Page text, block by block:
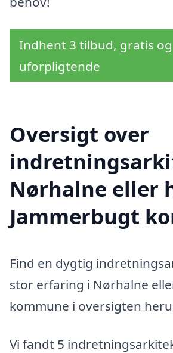
Indhent 3 tilbud, gratis og
uforpligtende
Oversigt over
Nørhalne eller
Jammerbugt
Find en dygtig
stor erfaring i Nørhalne
kommune i oversigten
Vi fandt 5